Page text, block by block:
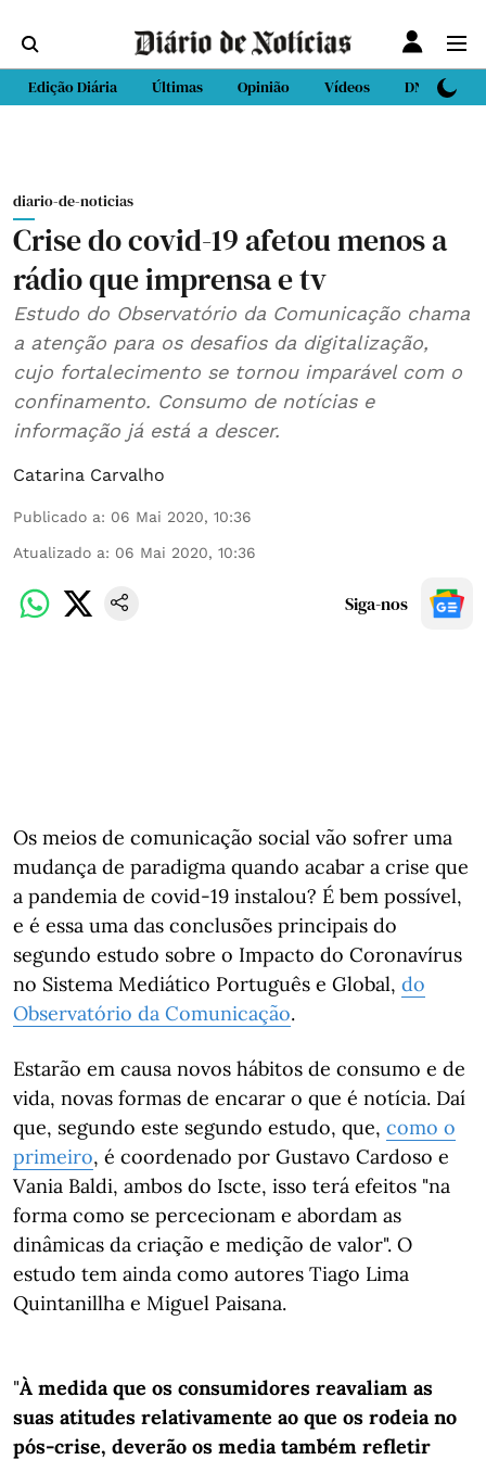
Edição Diária Últimas Opinião Vídeos DN Sport
diario-de-noticias
Crise do covid-19 afetou menos a
rádio que imprensa e tv
Estudo do Observatório da Comunicação chama
a atenção para os desafios da digitalização,
cujo fortalecimento se tornou imparável com o
confinamento. Consumo de notícias e
informação já está a descer.
Catarina Carvalho
Publicado a: 06 Mai 2020, 10:36
Atualizado a: 06 Mai 2020, 10:36
Siga-nos
Os meios de comunicação social vão sofrer uma
mudança de paradigma quando acabar a crise que
a pandemia de covid-19 instalou? É bem possível,
e é essa uma das conclusões principais do
segundo estudo sobre o Impacto do Coronavírus
no Sistema Mediático Português e Global, do
Observatório da Comunicação.
Estarão em causa novos hábitos de consumo e de
vida, novas formas de encarar o que é notícia. Daí
que, segundo este segundo estudo, que, como o
primeiro, é coordenado por Gustavo Cardoso e
Vania Baldi, ambos do Iscte, isso terá efeitos "na
forma como se percecionam e abordam as
dinâmicas da criação e medição de valor". O
estudo tem ainda como autores Tiago Lima
Quintanillha e Miguel Paisana.
"À medida que os consumidores reavaliam as
suas atitudes relativamente ao que os rodeia no
pós-crise, deverão os media também refletir